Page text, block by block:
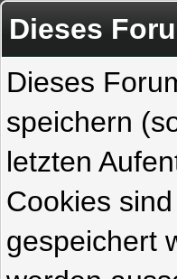
Dieses
Dieses
speichern
letzten
Cookies
gespeichert